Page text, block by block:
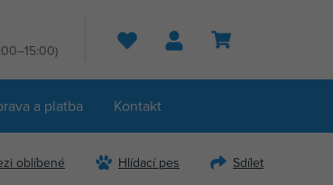
Hledat
a platba Kontakt
oblíbené Hlídací pes Sdílet